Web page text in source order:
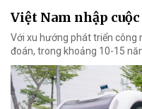
Việt Nam nhập
Với xu hướng phát triển công
đoán, trong khoảng 10-15